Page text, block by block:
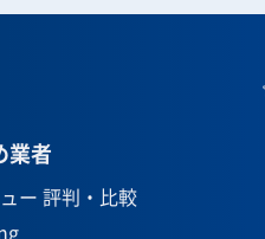
業者
ー 評判・比較